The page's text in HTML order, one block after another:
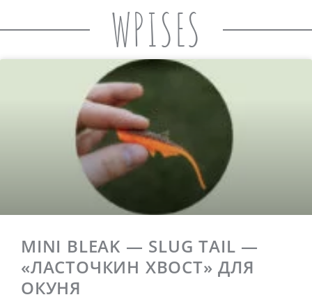
WPISES
MINI BLEAK — SLUG TAIL —
«ЛАСТОЧКИН ХВОСТ» ДЛЯ
ОКУНЯ